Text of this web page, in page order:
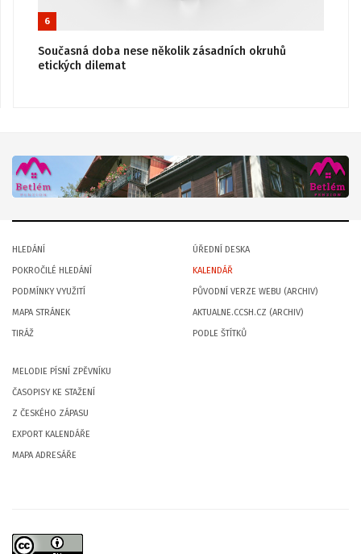
6
Současná doba nese několik zásadních okruhů
etických dilemat
HLEDÁNÍ
POKROČILÉ HLEDÁNÍ
PODMÍNKY VYUŽITÍ
MAPA STRÁNEK
TIRÁŽ
ÚŘEDNÍ DESKA
KALENDÁŘ
PŮVODNÍ VERZE WEBU (ARCHIV)
AKTUALNE.CCSH.CZ (ARCHIV)
PODLE ŠTÍTKŮ
MELODIE PÍSNÍ ZPĚVNÍKU
ČASOPISY KE STAŽENÍ
Z ČESKÉHO ZÁPASU
EXPORT KALENDÁŘE
MAPA ADRESÁŘE